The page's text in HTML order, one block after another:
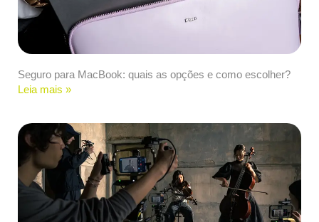
Seguro para MacBook: quais as opções e como escolher?
Leia mais »